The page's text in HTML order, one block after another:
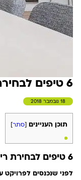
6 טיפים לבחירת ריהוט למשרד שלכם
18 נובמבר 2018
תוכן העניינים [סתר]
6 טיפים לבחירת ריהוט משרדי
לפני שנכנסים